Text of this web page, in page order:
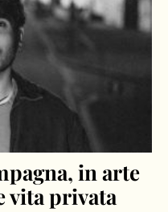
in arte
vita privata